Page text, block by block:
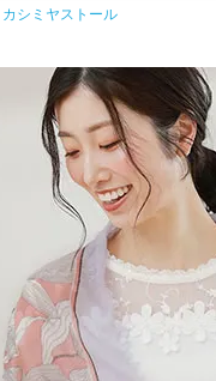
カシミヤストール